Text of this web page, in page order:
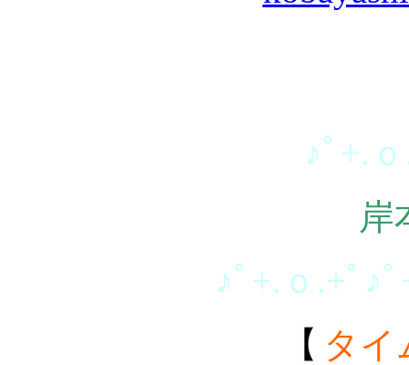
♪ﾟ+.
♪ﾟ+.ｏ.+ﾟ♪
【 タイ